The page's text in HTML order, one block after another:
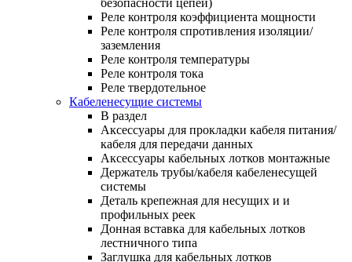
Реле контроля коэффициента мощности
Реле контроля спротивления изоляции/
заземления
Реле контроля температуры
Реле контроля тока
Реле твердотельное
Кабеленесущие системы
В раздел
Аксессуары для прокладки кабеля питания/
кабеля для передачи данных
Аксессуары кабельных лотков монтажные
Держатель трубы/кабеля кабеленесущей
системы
Деталь крепежная для несущих и и
профильных реек
Донная вставка для кабельных лотков
лестничного типа
Заглушка для кабельных лотков